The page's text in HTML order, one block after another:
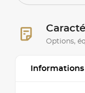
Options,
Informations